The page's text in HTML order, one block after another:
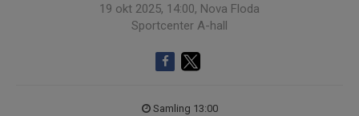
19 okt 2025, 14:00, Nova Floda
Sportcenter A-hall
Samling 13:00